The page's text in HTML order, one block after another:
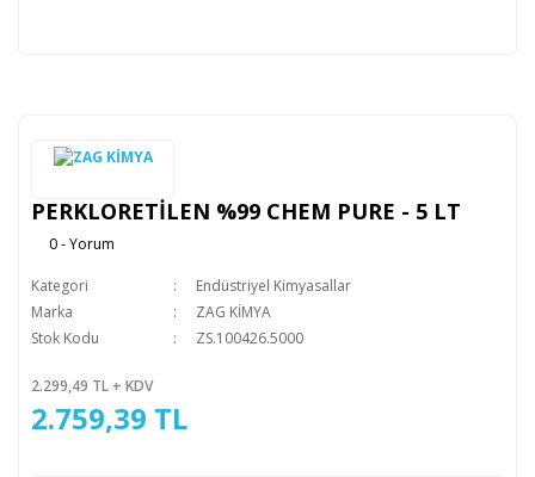
PERKLORETİLEN %99 CHEM PURE - 5 LT
0 - Yorum
Kategori
Endüstriyel Kimyasallar
Marka
ZAG KİMYA
Stok Kodu
ZS.100426.5000
2.299,49 TL + KDV
2.759,39 TL